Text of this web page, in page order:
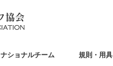
ナショナルチーム 規則・用具